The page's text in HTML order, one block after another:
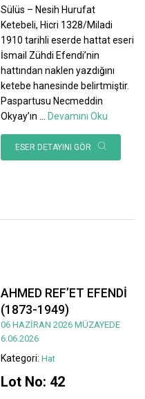
Sülüs – Nesih Hurufat
Ketebeli, Hicri 1328/Miladi
1910 tarihli eserde hattat eseri
İsmail Zühdi Efendi’nin
hattından naklen yazdığını
ketebe hanesinde belirtmiştir.
Paspartusu Necmeddin
Okyay’ın
Devamını Oku
ESER DETAYINI GÖR
AHMED REF’ET EFENDİ
(1873-1949)
06 HAZİRAN 2026 MÜZAYEDE
6.06.2026
Kategori: Hat
Lot No: 42